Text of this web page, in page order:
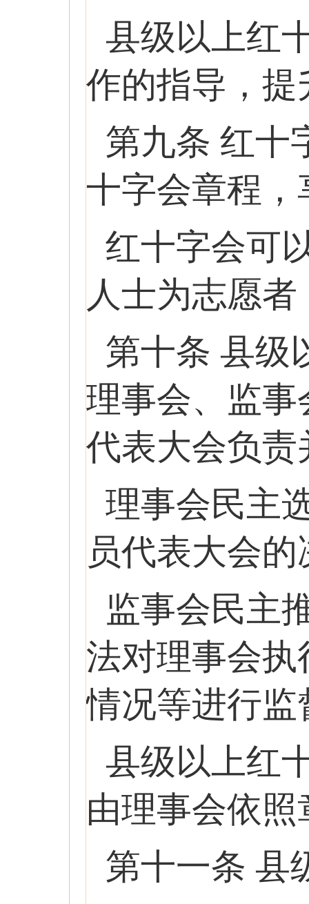
县级以上红
作的指导，
第九条 红十
十字会章程
红十字会可
人士为志愿
第十条 县级
理事会、监
代表大会负
理事会民主
员代表大会
监事会民主
法对理事会
情况等进行监
县级以上红
由理事会依
第十一条 县